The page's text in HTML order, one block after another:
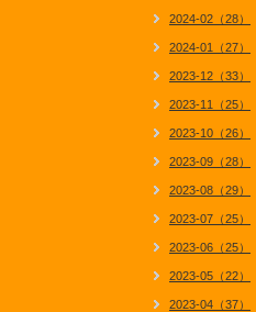
2024-02（28）
2024-01（27）
2023-12（33）
2023-11（25）
2023-10（26）
2023-09（28）
2023-08（29）
2023-07（25）
2023-06（25）
2023-05（22）
2023-04（37）